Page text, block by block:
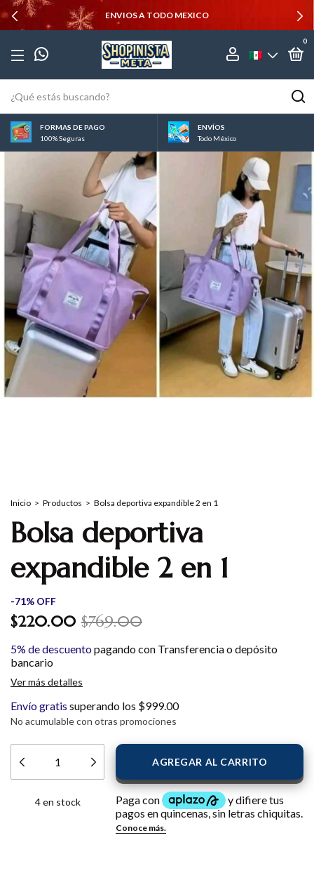
ENVIOS A TODO MEXICO
0
FORMAS DE PAGO
100% Seguras
ENVÍOS
Todo México
Inicio > Productos > Bolsa deportiva expandible 2 en 1
Bolsa deportiva
expandible 2 en 1
-71% OFF
$220.00 $769.00
5% de descuentopagando con Transferencia o depósito
bancario
Ver más detalles
Envío gratis superando los $999.00
No acumulable con otras promociones
4en stock